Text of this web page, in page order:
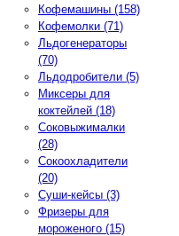
Кофемашины (158)
Кофемолки (71)
Льдогенераторы
(70)
Льдодробители (5)
Миксеры для
коктейлей (18)
Соковыжималки
(28)
Сокоохладители
(20)
Суши-кейсы (3)
Фризеры для
мороженого (15)